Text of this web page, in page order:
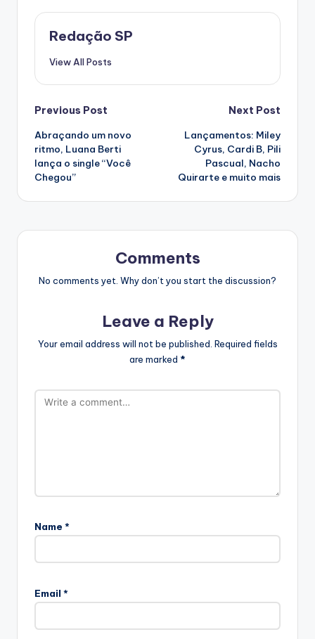
Redação SP
View All Posts
Post
navigation
Previous Post
Abraçando um novo
ritmo, Luana Berti
lança o single “Você
Chegou”
Next Post
Lançamentos: Miley
Cyrus, Cardi B, Pili
Pascual, Nacho
Quirarte e muito mais
Comments
No comments yet. Why don’t you start the discussion?
Leave a Reply
Your email address will not be published. Required fields
are marked *
Name *
Email *